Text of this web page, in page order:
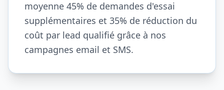
moyenne 45% de demandes d'essai
supplémentaires et 35% de réduction du
coût par lead qualifié grâce à nos
campagnes email et SMS.